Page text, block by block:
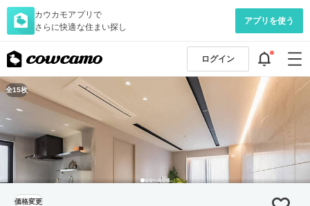
カウカモアプリで
さらに快適な住まい探し
アプリを使う
ログイン
全15枚
価格変更